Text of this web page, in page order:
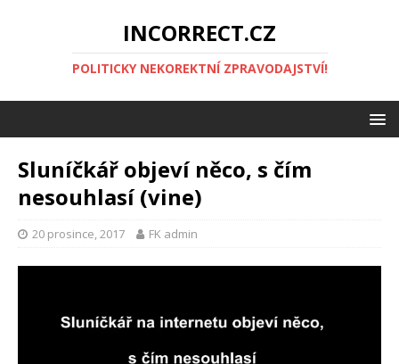
INCORRECT.CZ
POLITICKY NEKOREKTNÍ ZPRAVODAJSTVÍ!
Sluníčkář objeví něco, s čím
nesouhlasí (vine)
20 prosince, 2017 FK admin